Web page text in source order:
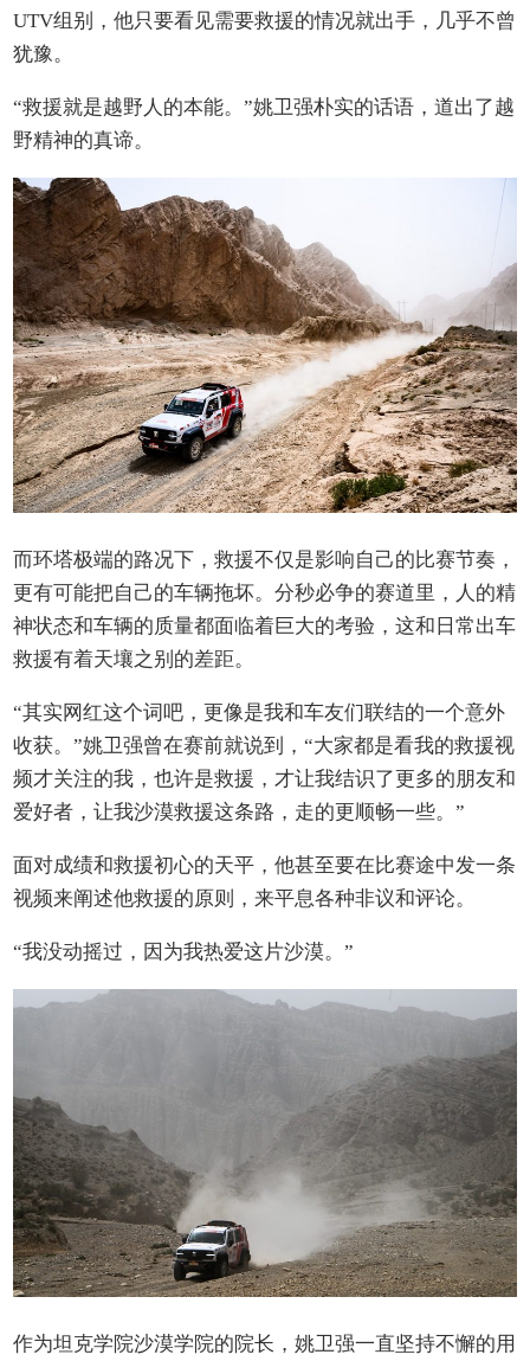
UTV组别，他只要看见需要救援的情况就出手，几乎不曾
犹豫。
“救援就是越野人的本能。”姚卫强朴实的话语，道出了越
野精神的真谛。
而环塔极端的路况下，救援不仅是影响自己的比赛节奏，
更有可能把自己的车辆拖坏。分秒必争的赛道里，人的精
神状态和车辆的质量都面临着巨大的考验，这和日常出车
救援有着天壤之别的差距。
“其实网红这个词吧，更像是我和车友们联结的一个意外
收获。”姚卫强曾在赛前就说到，“大家都是看我的救援视
频才关注的我，也许是救援，才让我结识了更多的朋友和
爱好者，让我沙漠救援这条路，走的更顺畅一些。”
面对成绩和救援初心的天平，他甚至要在比赛途中发一条
视频来阐述他救援的原则，来平息各种非议和评论。
“我没动摇过，因为我热爱这片沙漠。”
作为坦克学院沙漠学院的院长，姚卫强一直坚持不懈的用